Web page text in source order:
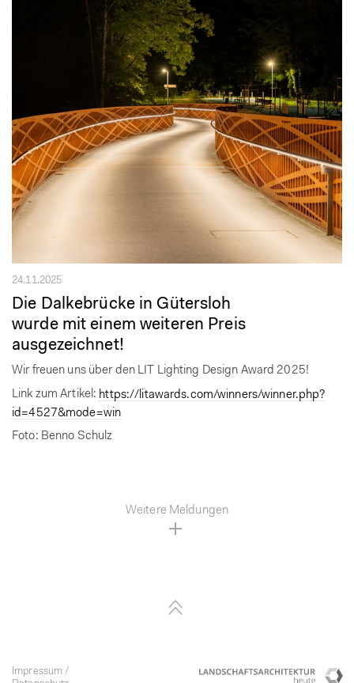
24.11.2025
Die Dalkebrücke in Gütersloh
wurde mit einem weiteren Preis
ausgezeichnet!
Wir freuen uns über den LIT Lighting Design Award 2025!
Link zum Artikel: https://litawards.com/winners/winner.php?
id=4527&mode=win
Foto: Benno Schulz
Weitere Meldungen
Impressum